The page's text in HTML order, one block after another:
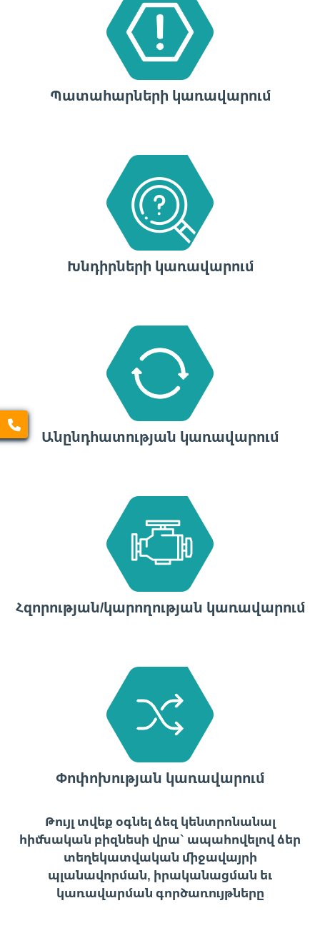
Պատահարների կառավարում
Խնդիրների կառավարում
Անընդհատության կառավարում
Հզորության/կարողության կառավարում
Փոփոխության կառավարում
Թույլ տվեք օգնել ձեզ կենտրոնանալ
հիմնական բիզնեսի վրա` ապահովելով ձեր
տեղեկատվական միջավայրի
պլանավորման, իրականացման եւ
կառավարման գործառույթները